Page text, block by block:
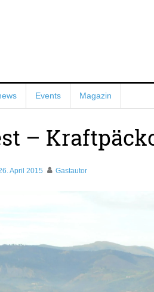
Events Magazin
–
April 2015 Gastautor